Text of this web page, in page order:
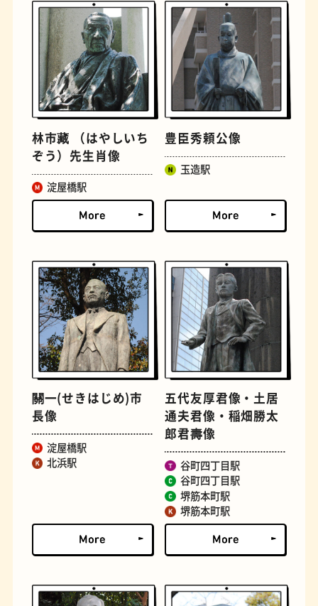
定食 おいもスイーツ
ジェラート
たまごサンド
林市藏 （はやしいち
ぞう）先生肖像
淀屋橋駅
豊臣秀頼公像
玉造駅
關一(せきはじめ)市
長像
淀屋橋駅
北浜駅
五代友厚君像・土居
通夫君像・稲畑勝太
郎君壽像
谷町四丁目駅
谷町四丁目駅
堺筋本町駅
堺筋本町駅